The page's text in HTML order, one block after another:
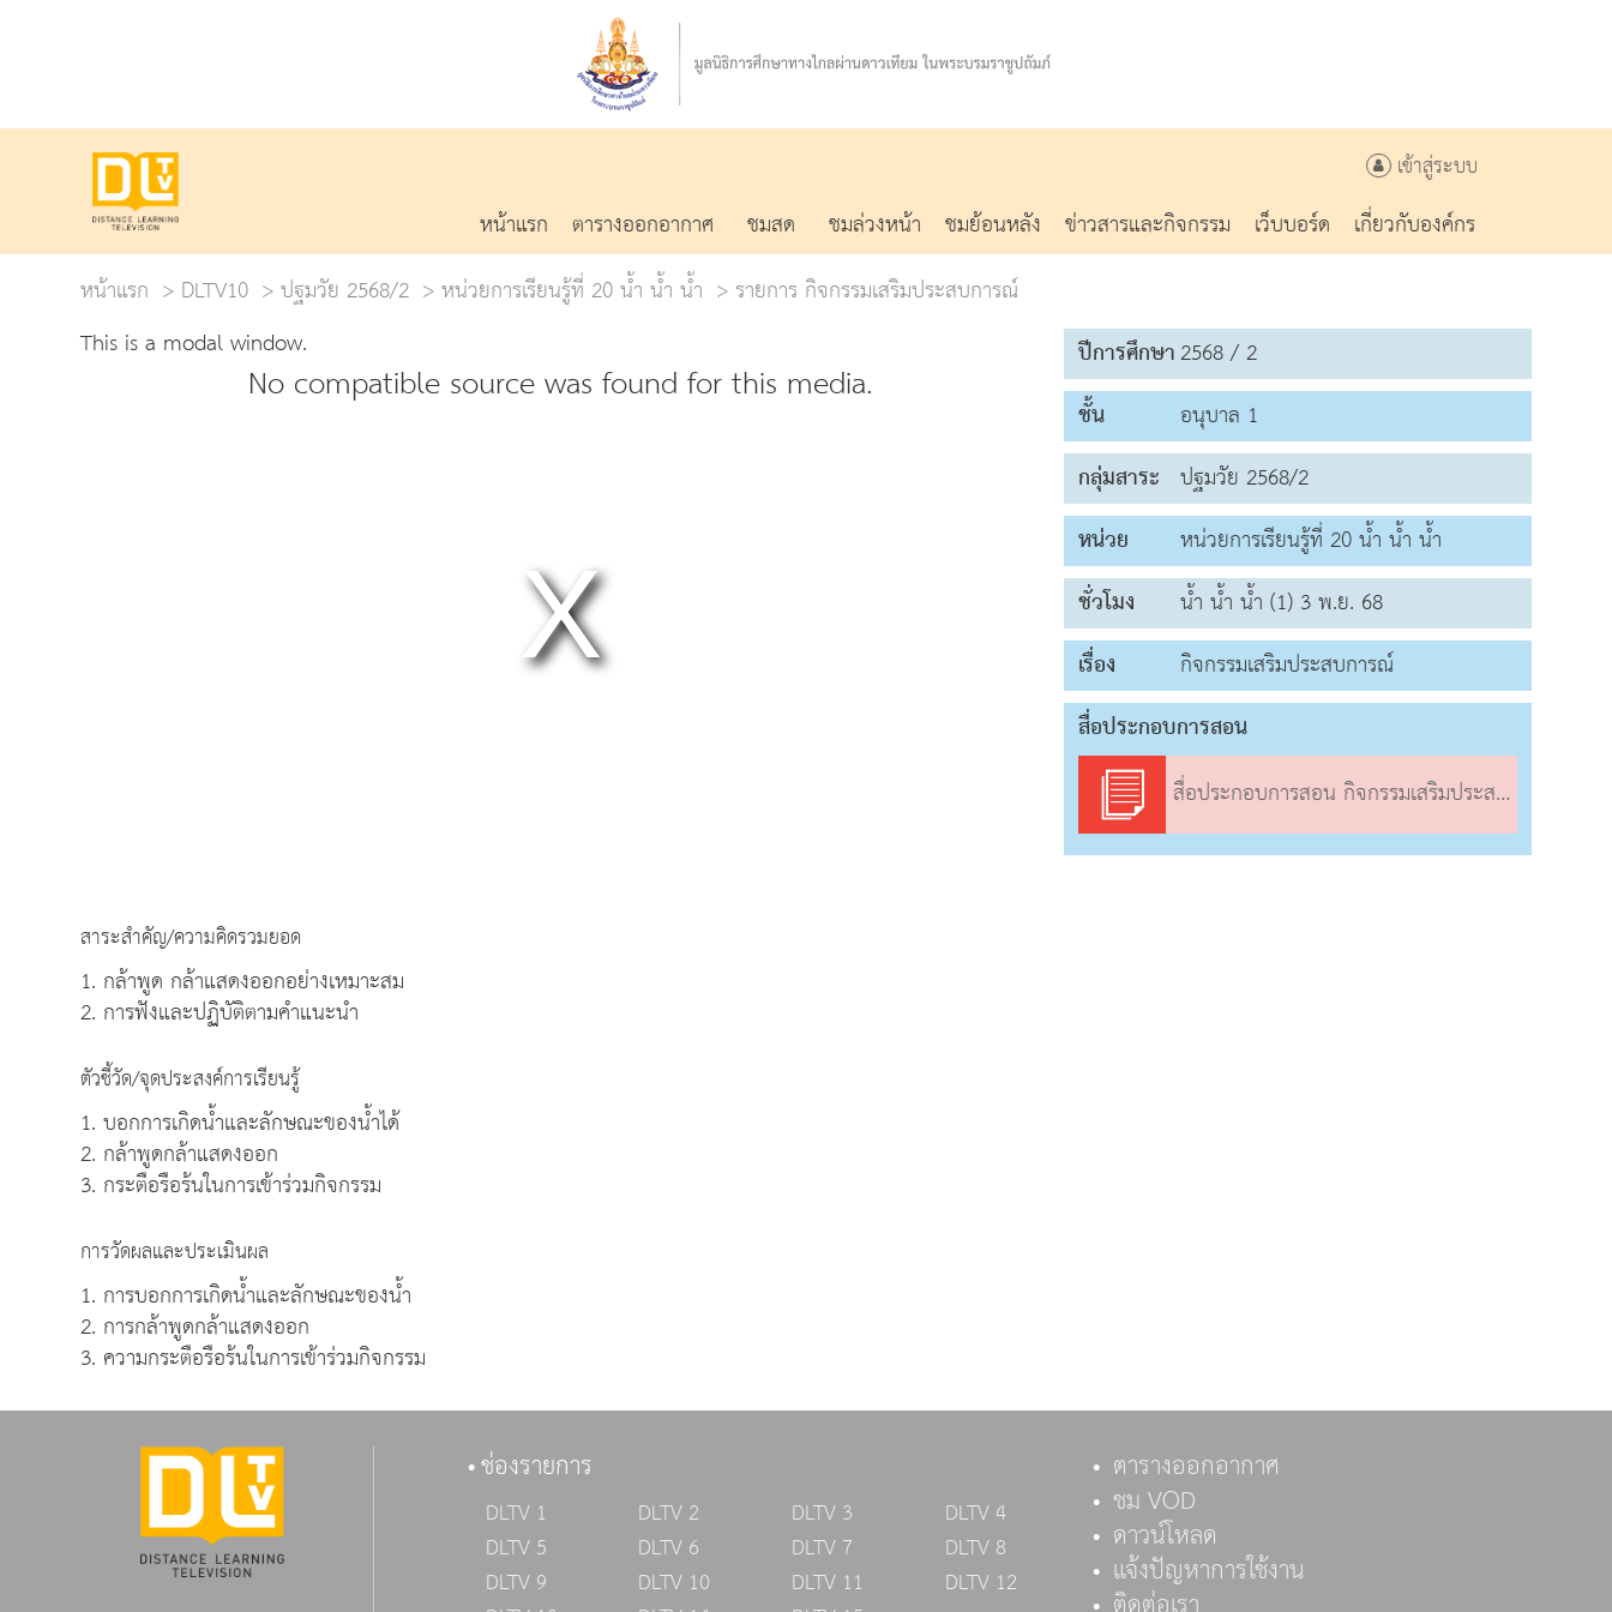
เข้าสู่ระบบ
หน้าแรก ตารางออกอากาศ ชมสด ชมล่วงหน้า ชมย้อนหลัง ข่าวสารและกิจกรรม เว็บบอร์ด
เกี่ยวกับองค์กร
หน้าแรก
DLTV10 ปฐมวัย 2568/2 หน่วยการเรียนรู้ที่ 20 น้ำ น้ำ น้ำ
รายการ กิจกรรมเสริมประสบการณ์
This is a modal window.
No compatible source was found for this media.
สาระสำคัญ/ความคิดรวมยอด
1. กล้าพูด กล้าแสดงออกอย่างเหมาะสม
2. การฟังและปฏิบัติตามคำแนะนำ
ตัวชี้วัด/จุดประสงค์การเรียนรู้
1. บอกการเกิดน้ำและลักษณะของน้ำได้
2. กล้าพูดกล้าแสดงออก
3. กระตือรือร้นในการเข้าร่วมกิจกรรม
การวัดผลและประเมินผล
1. การบอกการเกิดน้ำและลักษณะของน้ำ
2. การกล้าพูดกล้าแสดงออก
3. ความกระตือรือร้นในการเข้าร่วมกิจกรรม
ปีการศึกษา2568 / 2
ชั้น
อนุบาล 1
กลุ่มสาระ ปฐมวัย 2568/2
หน่วย
หน่วยการเรียนรู้ที่ 20 น้ำ น้ำ น้ำ
ชั่วโมง
น้ำ น้ำ น้ำ (1) 3 พ.ย. 68
เรื่อง
กิจกรรมเสริมประสบการณ์
สื่อประกอบการสอน
สื่อประกอบการสอน กิจกรรมเสริมประสบการณ์
ช่องรายการ
DLTV 1 DLTV 2 DLTV 3
DLTV 4
DLTV 5
DLTV 6 DLTV 7
DLTV 8
DLTV 9
DLTV 10 DLTV 11
DLTV 12
ตารางออกอากาศ
ชม VOD
ดาวน์โหลด
แจ้งปัญหาการใช้งาน